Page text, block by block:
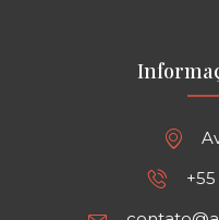
+55